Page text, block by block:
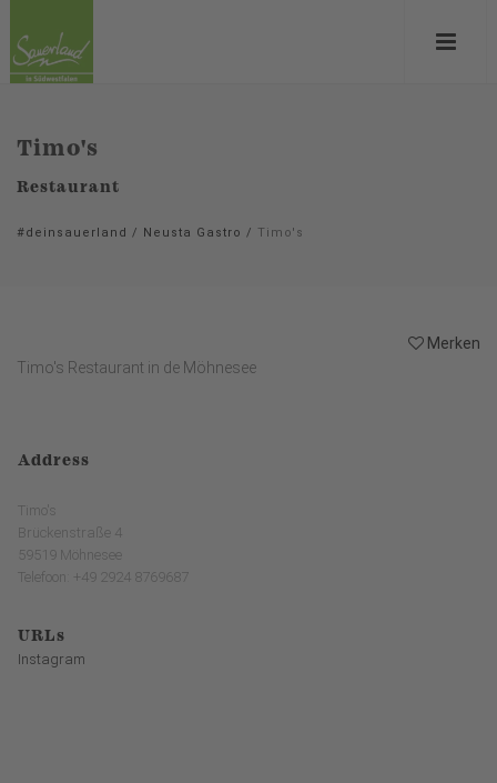
Timo's
Restaurant
#deinsauerland / Neusta Gastro / Timo's
Merken
Timo's Restaurant in de Möhnesee
Address
Timo's
Brückenstraße 4
59519 Möhnesee
Telefoon: +49 2924 8769687
URLs
Instagram